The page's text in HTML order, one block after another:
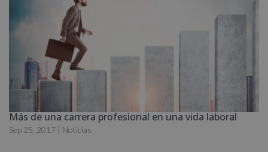
Más de una carrera profesional en una vida laboral
Sep 25, 2017 | Noticias